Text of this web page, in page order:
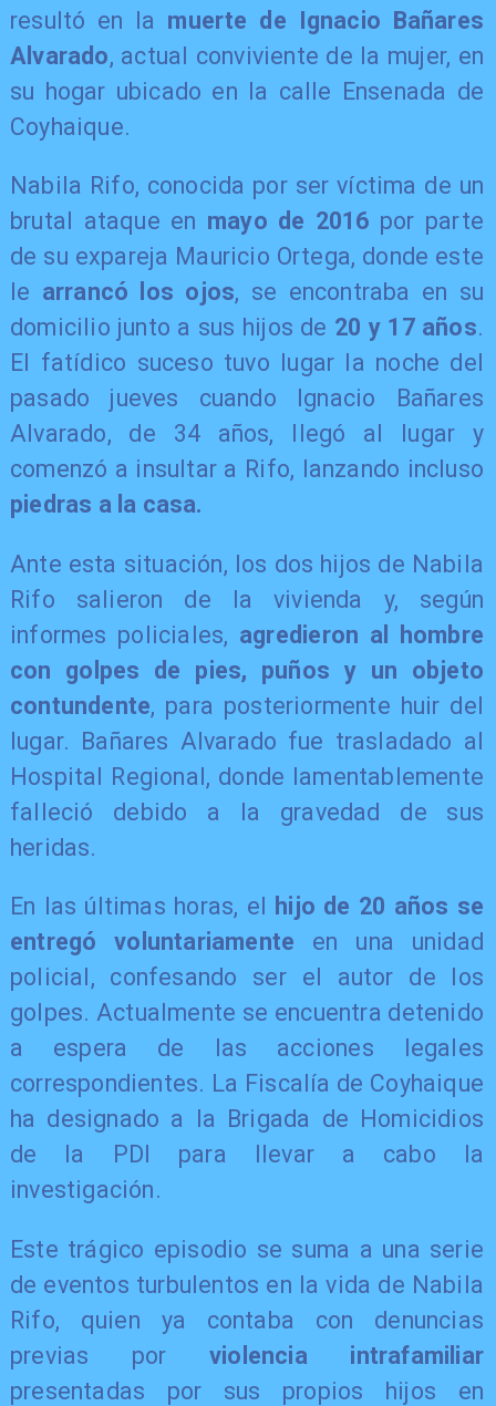
resultó en la muerte de Ignacio Bañares
Alvarado, actual conviviente de la mujer, en
su hogar ubicado en la calle Ensenada de
Coyhaique.
​Nabila Rifo, conocida por ser víctima de un
brutal ataque en mayo de 2016 por parte
de su expareja Mauricio Ortega, donde este
le arrancó los ojos, se encontraba en su
domicilio junto a sus hijos de 20 y 17 años.
El fatídico suceso tuvo lugar la noche del
pasado jueves cuando Ignacio Bañares
Alvarado, de 34 años, llegó al lugar y
comenzó a insultar a Rifo, lanzando incluso
piedras a la casa.
​Ante esta situación, los dos hijos de Nabila
Rifo salieron de la vivienda y, según
informes policiales, agredieron al hombre
con golpes de pies, puños y un objeto
contundente, para posteriormente huir del
lugar. Bañares Alvarado fue trasladado al
Hospital Regional, donde lamentablemente
falleció debido a la gravedad de sus
heridas.
​En las últimas horas, el hijo de 20 años se
entregó voluntariamente en una unidad
policial, confesando ser el autor de los
golpes. Actualmente se encuentra detenido
a espera de las acciones legales
correspondientes. La Fiscalía de Coyhaique
ha designado a la Brigada de Homicidios
de la PDI para llevar a cabo la
investigación.
​Este trágico episodio se suma a una serie
de eventos turbulentos en la vida de Nabila
Rifo, quien ya contaba con denuncias
previas porviolencia intrafamiliar
presentadas por sus propios hijos en